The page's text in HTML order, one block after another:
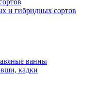
и гибридных сортов
ванны
кадки